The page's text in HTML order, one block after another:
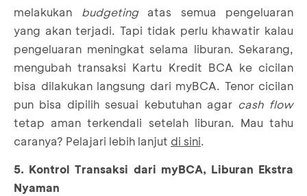
melakukan budgetingatas semua pengeluaran
yang akan terjadi. Tapi tidak perlu khawatir kalau
pengeluaran meningkat selama liburan. Sekarang,
mengubah transaksi Kartu Kredit BCA ke cicilan
bisa dilakukan langsung dari myBCA. Tenor cicilan
pun bisa dipilih sesuai kebutuhan agar cash flow
tetap aman terkendali setelah liburan. Mau tahu
caranya? Pelajari lebih lanjut di sini.
5. Kontrol Transaksi dari myBCA, Liburan Ekstra
Nyaman